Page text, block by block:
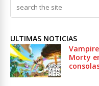
ULTIMAS NOTICIAS
Morty